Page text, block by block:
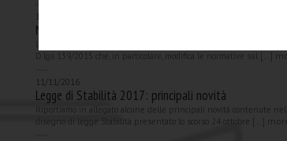
14/11/2016
Novità sui bilanci d’esercizio e consolidati 2016
D.lgs 139/2015 che, in particolare, modifica le normative sul [...]
11/11/2016
Legge di Stabilità 2017: principali novità
Riportiamo in allegato alcune delle principali novità contenute nel
disegno di legge Stabilità presentato lo scorso 24 ottobre [...] more